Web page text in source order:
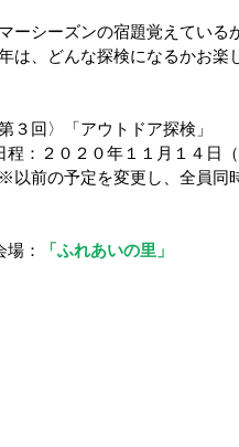
ーシーズンの宿題覚えている
は、どんな探検になるかお楽
第３回〉「アウトドア探検」
程：２０２０年１１月１４日
前の予定を変更し、全員同
場： 「ふれあいの里」